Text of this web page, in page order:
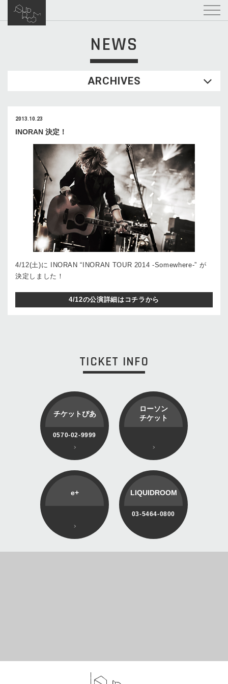
NEWS
ARCHIVES
2013.10.23
INORAN 決定！
4/12(土)に INORAN “INORAN TOUR 2014 -Somewhere-” が
決定しました！
4/12の公演詳細はコチラから
TICKET INFO
チケットぴあ
0570-02-9999
ローソン
チケット
e+ LIQUIDROOM
03-5464-0800